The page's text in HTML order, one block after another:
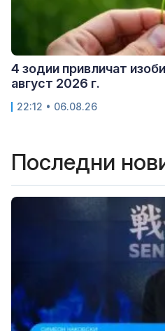
4 зодии привличат
август 2026 г.
22:12 • 06.08.26
Последни